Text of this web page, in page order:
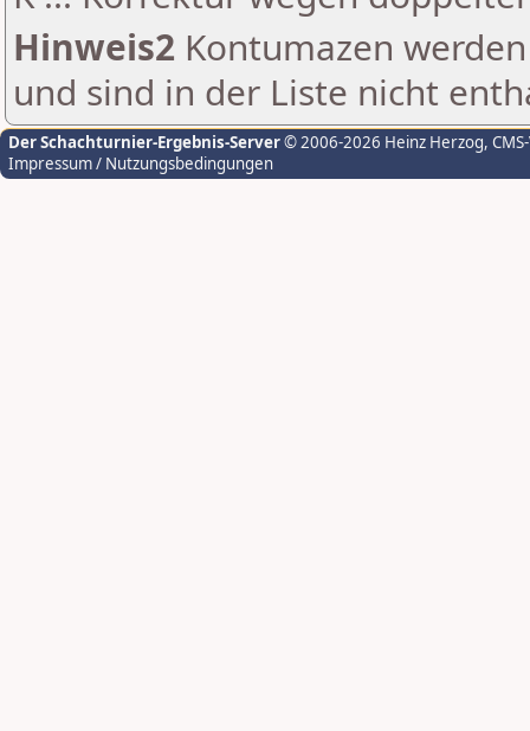
Hinweis2 Kontumazen
und sind in der Liste nicht
Der Schachturnier-Ergebnis-Server© 2006-2026 Heinz Herzog,
Impressum / Nutzungsbedingungen